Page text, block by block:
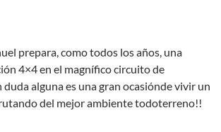
prepara, como todos los años, una
4×4 en el magnífico circuito de
duda alguna es una gran ocasiónde vivir un
del mejor ambiente todoterreno!!